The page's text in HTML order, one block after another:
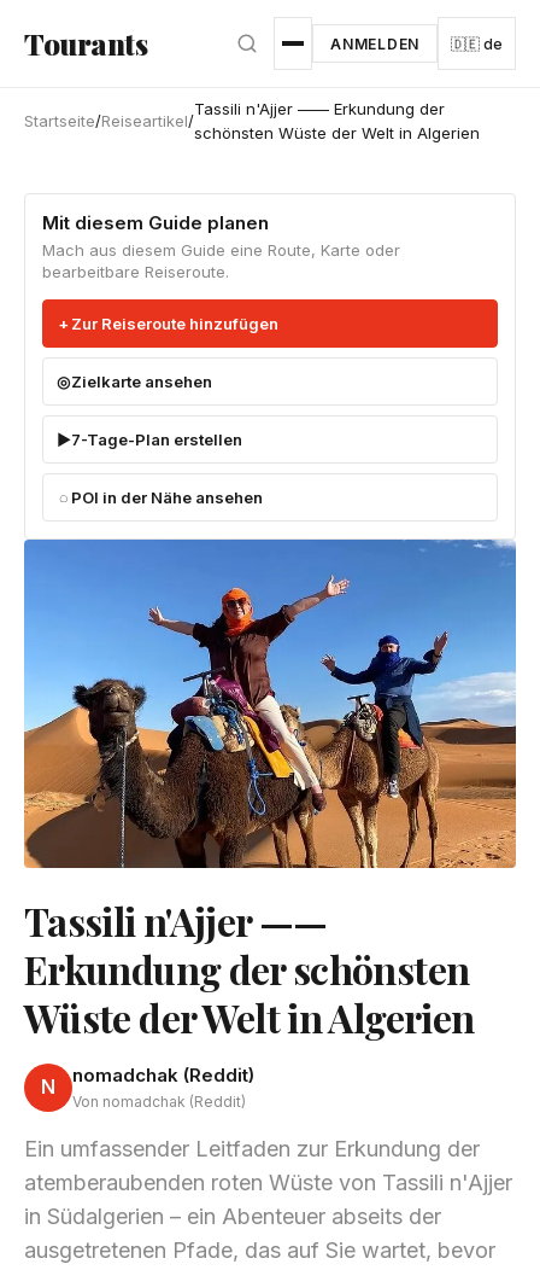
Tourants ANMELDEN 🇩🇪 de
Startseite/Reiseartikel/
Tassili n'Ajjer —— Erkundung der
schönsten Wüste der Welt in Algerien
Mit diesem Guide planen
Mach aus diesem Guide eine Route, Karte oder
bearbeitbare Reiseroute.
Zur Reiseroute hinzufügen
Zielkarte ansehen
7-Tage-Plan erstellen
POI in der Nähe ansehen
Tassili n'Ajjer ——
Erkundung der schönsten
Wüste der Welt in Algerien
N nomadchak (Reddit)
Von nomadchak (Reddit)
Ein umfassender Leitfaden zur Erkundung der
atemberaubenden roten Wüste von Tassili n'Ajjer
in Südalgerien – ein Abenteuer abseits der
ausgetretenen Pfade, das auf Sie wartet, bevor